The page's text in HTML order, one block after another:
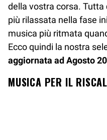
della vostra corsa. Tutta
più rilassata nella fase
musica più ritmata
Ecco quindi la nostra
aggiornata ad Agosto
MUSICA PER IL